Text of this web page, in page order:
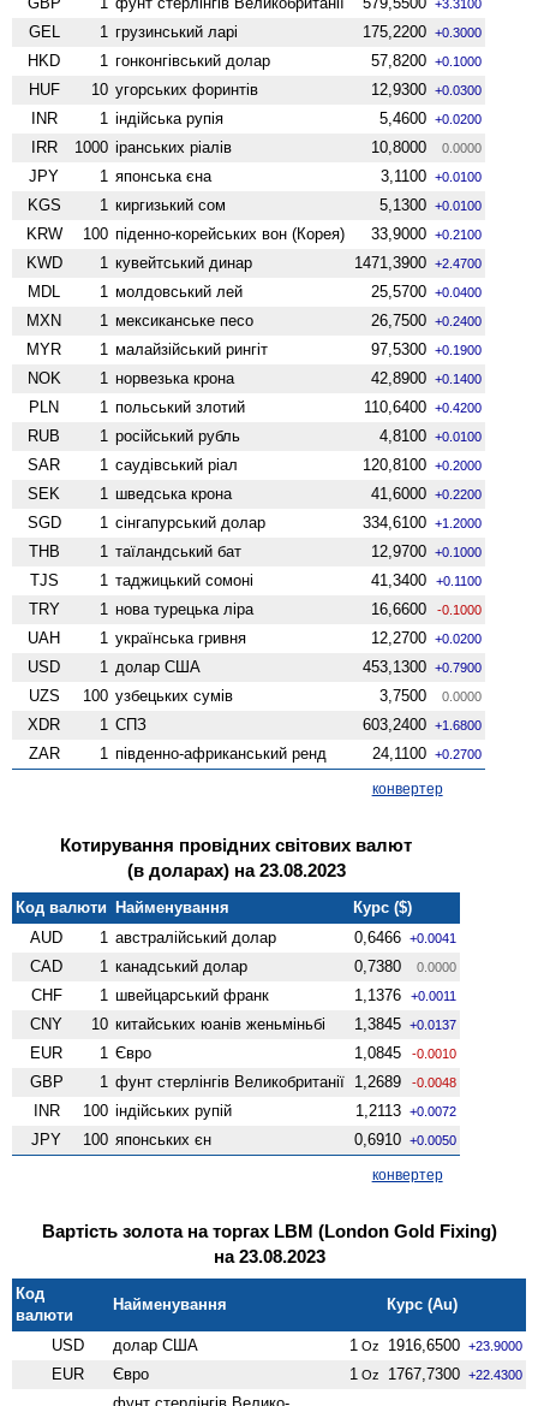
+3.3100
GEL 1 грузинський ларі 175,2200 +0.3000
HKD 1 гонконгівський долар 57,8200 +0.1000
HUF 10 угорських форинтів 12,9300 +0.0300
INR 1 індійська рупія 5,4600 +0.0200
IRR 1000 іранських ріалів 10,8000 0.0000
JPY 1 японська єна 3,1100 +0.0100
KGS 1 киргизький сом 5,1300 +0.0100
KRW 100 піденно-корейських вон (Корея) 33,9000 +0.2100
KWD 1 кувейтський динар 1471,3900 +2.4700
MDL 1 молдовський лей 25,5700 +0.0400
MXN 1 мексиканське песо 26,7500 +0.2400
MYR 1 малайзійський рингіт 97,5300 +0.1900
NOK 1 норвезька крона 42,8900 +0.1400
PLN 1 польський злотий 110,6400 +0.4200
RUB 1 російський рубль 4,8100 +0.0100
SAR 1 саудівський ріал 120,8100 +0.2000
SEK 1 шведська крона 41,6000 +0.2200
SGD 1 сінгапурський долар 334,6100 +1.2000
THB 1 таїландський бат 12,9700 +0.1000
TJS 1 таджицький сомоні 41,3400 +0.1100
TRY 1 нова турецька ліра 16,6600 -0.1000
UAH 1 українська гривня 12,2700 +0.0200
USD 1 долар США 453,1300 +0.7900
UZS 100 узбецьких сумів 3,7500 0.0000
XDR 1 СПЗ 603,2400 +1.6800
ZAR 1 південно-африканський ренд 24,1100 +0.2700
конвертер
Котирування провідних світових валют
(в доларах) на 23.08.2023
Код валюти Найменування
Курс ($)
AUD
1 австралійський долар 0,6466 +0.0041
CAD 1 канадський долар 0,7380 0.0000
CHF 1 швейцарський франк 1,1376 +0.0011
CNY 10 китайських юанів женьмiньбi 1,3845 +0.0137
EUR 1 Євро 1,0845 -0.0010
GBP 1 фунт стерлінгів Велико­британії 1,2689 -0.0048
INR 100 індійських рупій 1,2113 +0.0072
JPY 100 японських єн 0,6910 +0.0050
конвертер
Вартість золота на торгах LBM (London Gold Fixing)
на 23.08.2023
Код
валюти
Найменування Курс (Au)
USD долар США 1 Oz 1916,6500 +23.9000
EUR Євро 1 Oz 1767,7300 +22.4300